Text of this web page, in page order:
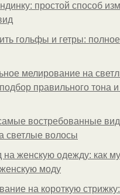
простой способ
гольфы и гетры: полное
мелирование на
правильного тона и
востребованные
светлые волосы
на женскую одежду: как
моду
на короткую